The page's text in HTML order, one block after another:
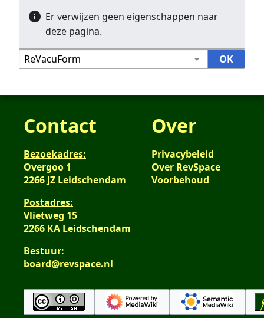
Er verwijzen geen eigenschappen naar
deze pagina.
Contact
Bezoekadres:
Overgoo 1
2266 JZ Leidschendam
Postadres:
Vlietweg 15
2266 KA Leidschendam
Bestuur:
board@revspace.nl
Over
Privacybeleid
Over RevSpace
Voorbehoud